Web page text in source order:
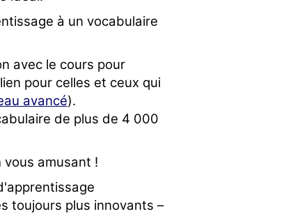
à un vocabulaire
avec le cours pour
pour celles et ceux qui
avancé).
de plus de 4 000
amusant !
toujours plus innovants –